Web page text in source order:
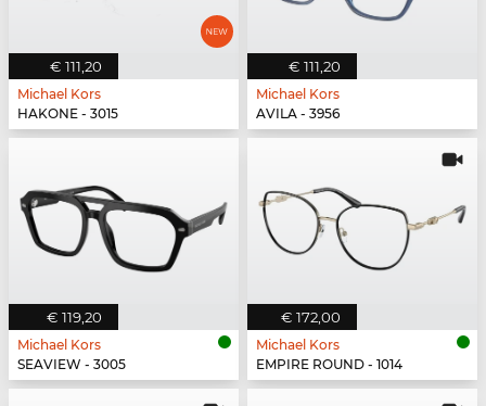
€ 111,20
Michael Kors
HAKONE - 3015
€ 111,20
Michael Kors
AVILA - 3956
€ 119,20
Michael Kors
SEAVIEW - 3005
€ 172,00
Michael Kors
EMPIRE ROUND - 1014